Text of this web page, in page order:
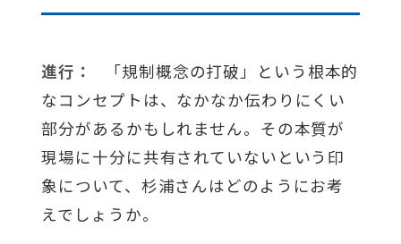
進行：
「規制概念の打破」という根本的
なコンセプトは、なかなか伝わりにくい
部分があるかもしれません。その本質が
現場に十分に共有されていないという印
象について、杉浦さんはどのようにお考
えでしょうか。